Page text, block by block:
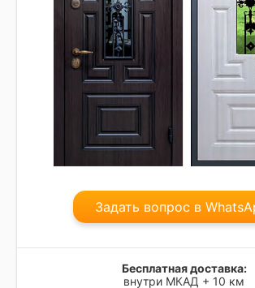
Задать вопрос в
Бесплатная доставка:
внутри МКАД + 10 км